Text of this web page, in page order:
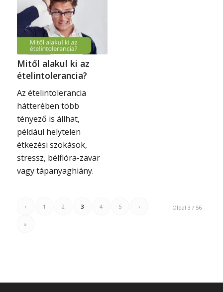
Mitől alakul ki az
ételintolerancia?
Az ételintolerancia
hátterében több
tényező is állhat,
például helytelen
étkezési szokások,
stressz, bélflóra-zavar
vagy tápanyaghiány.
Oldal 3 / 56
‹ 1 2 3 4 5 ›
»